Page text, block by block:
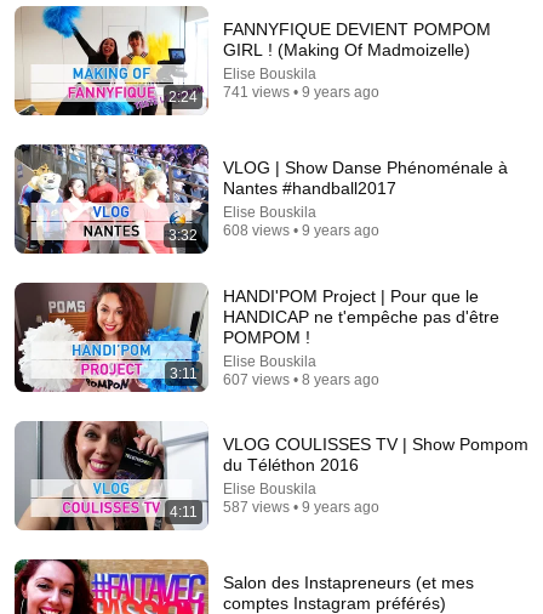
31:08
10 US Bread Brands to AVOID and 3 That Are
Actually Safe
2:24
FANNYFIQUE DEVIENT POMPOM
GIRL ! (Making Of Madmoizelle)
Elise Bouskila
741 views • 9 years ago
3:32
VLOG | Show Danse Phénoménale à
Nantes #handball2017
Elise Bouskila
608 views • 9 years ago
3:11
HANDI'POM Project | Pour que le
HANDICAP ne t'empêche pas d'être
POMPOM !
Elise Bouskila
607 views • 8 years ago
4:11
VLOG COULISSES TV | Show Pompom
du Téléthon 2016
Elise Bouskila
587 views • 9 years ago
Salon des Instapreneurs (et mes
comptes Instagram préférés)